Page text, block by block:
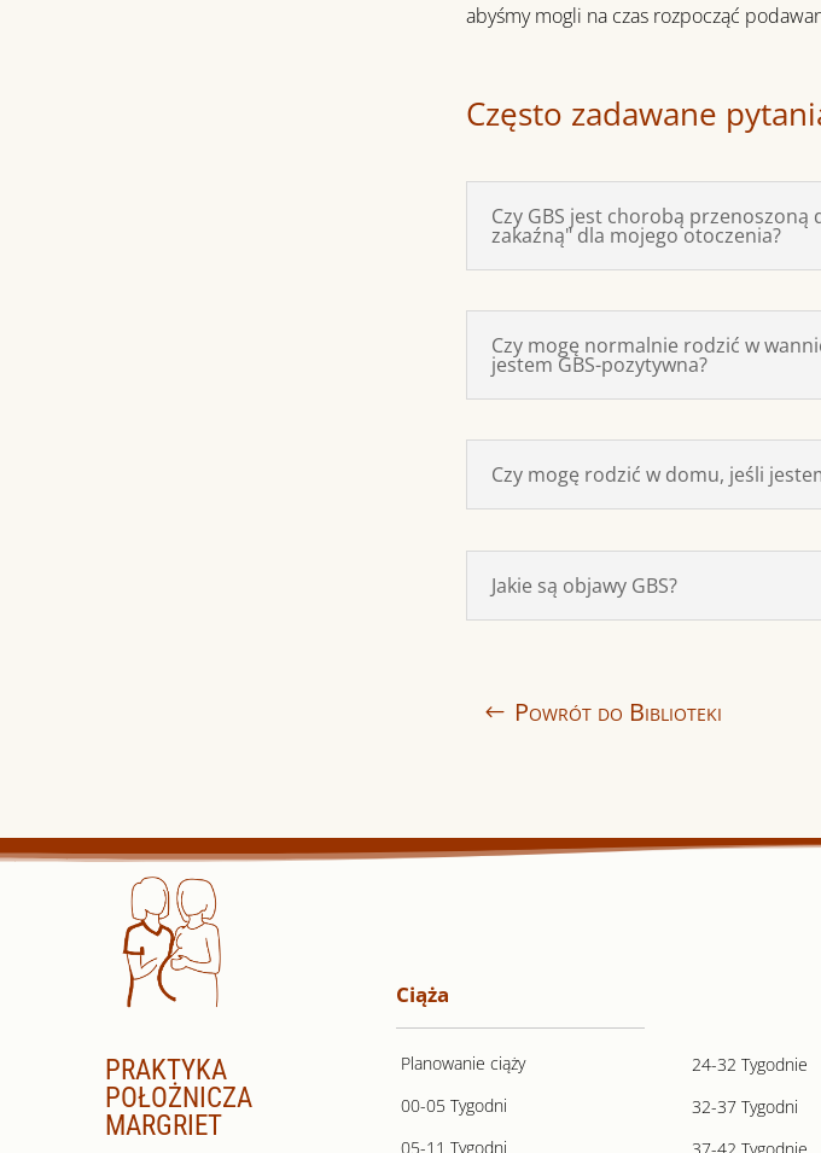
abyśmy mogli na czas rozpocząć
Często zadawane
Czy GBS jest chorobą przenoszoną
zakaźną" dla mojego otoczenia?
Czy mogę normalnie rodzić w
jestem GBS-pozytywna?
Czy mogę rodzić w domu, jeśli
Jakie są objawy GBS?
Powrót do Biblioteki
PRAKTYKA
POŁOŻNICZA
MARGRIET
Ciąża
Planowanie ciąży
00-05 Tygodni
05-11 Tygodni
24-32 Tygodnie
32-37 Tygodni